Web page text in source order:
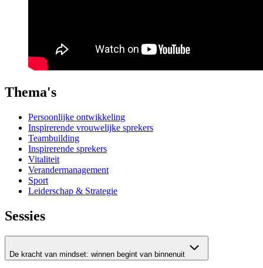
Thema's
Persoonlijke ontwikkeling
Inspirerende vrouwelijke sprekers
Teambuilding
Inspirerende sprekers
Vitaliteit
Verandermanagement
Sport
Leiderschap & Strategie
Sessies
De kracht van mindset: winnen begint van binnenuit